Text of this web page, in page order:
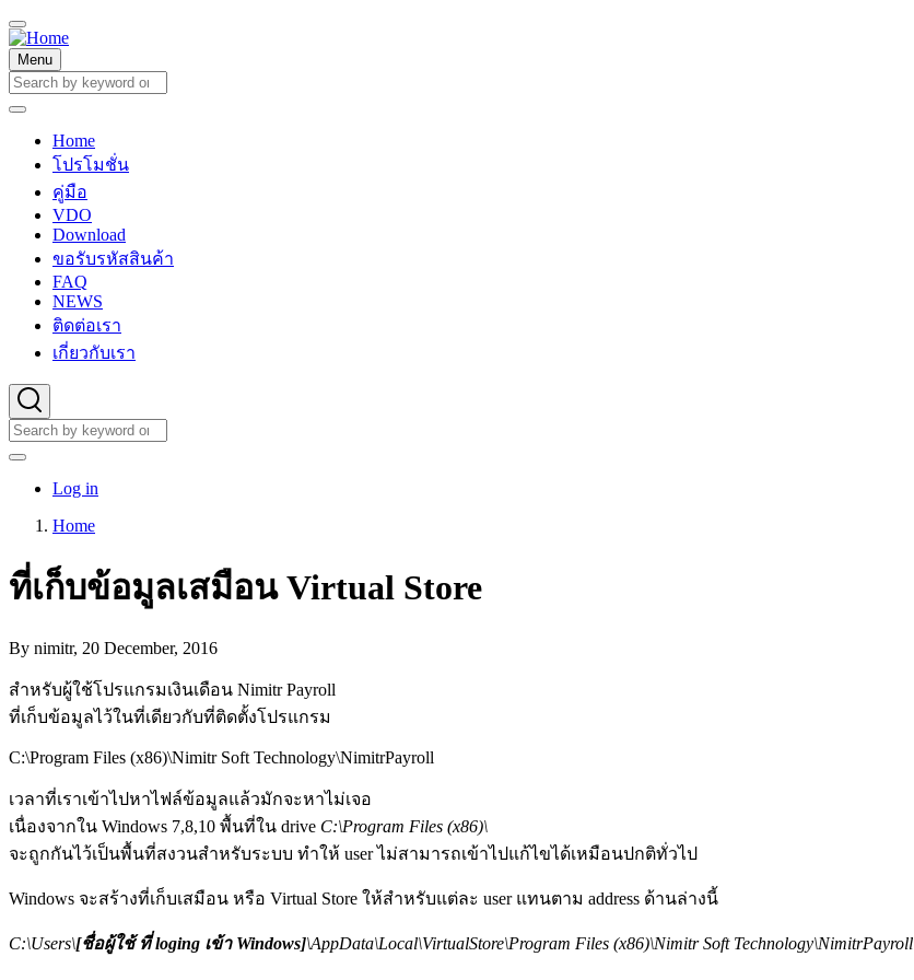
Skip
to
main
content
Menu
Search
Search
Main
navigation
Home
โปรโมชั่น
คู่มือ
VDO
Download
ขอรับรหัสสินค้า
FAQ
NEWS
ติดต่อเรา
เกี่ยวกับเรา
Search
Search
User
menu
Log in
Home
ที่เก็บข้อมูลเสมือน Virtual Store
By nimitr, 20 December, 2016
สำหรับผู้ใช้โปรแกรมเงินเดือน Nimitr Payroll
ที่เก็บข้อมูลไว้ในที่เดียวกับที่ติดตั้งโปรแกรม
C:\Program Files (x86)\Nimitr Soft Technology\NimitrPayroll
เวลาที่เราเข้าไปหาไฟล์ข้อมูลแล้วมักจะหาไม่เจอ
เนื่องจากใน Windows 7,8,10 พื้นที่ใน drive C:\Program Files (x86)\
จะถูกกันไว้เป็นพื้นที่สงวนสำหรับระบบ ทำให้ user ไม่สามารถเข้าไปแก้ไขได้เหมือนปกติทั่วไป
Windows จะสร้างที่เก็บเสมือน หรือ Virtual Store ให้สำหรับแต่ละ user แทนตาม address ด้านล่างนี้
C:\Users\[ชื่อผู้ใช้ ที่ loging เข้า Windows]\AppData\Local\VirtualStore\Program Files (x86)\Nimitr Soft Technology\NimitrPayroll